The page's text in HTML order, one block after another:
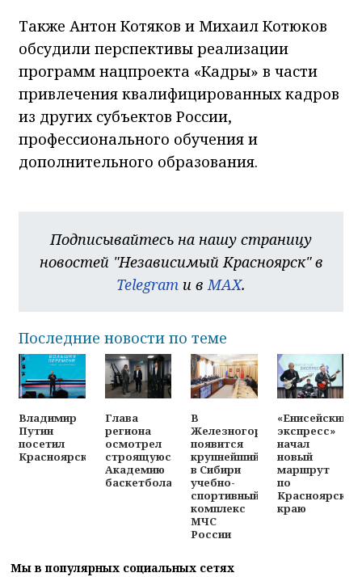
Также Антон Котяков и Михаил Котюков
обсудили перспективы реализации
программ нацпроекта «Кадры» в части
привлечения квалифицированных кадров
из других субъектов России,
профессионального обучения и
дополнительного образования.
Подписывайтесь на нашу страницу
новостей "Независимый Красноярск" в
Telegram и вMAX.
Последние новости по теме
Владимир
Путин
посетил
Красноярск
Глава
региона
осмотрел
строящуюся
Академию
баскетбола
В
Железногорске
появится
крупнейший
в Сибири
учебно-
спортивный
комплекс
МЧС
России
«Енисейский
экспресс»
начал
новый
маршрут
по
краю
Мы в популярных социальных сетях